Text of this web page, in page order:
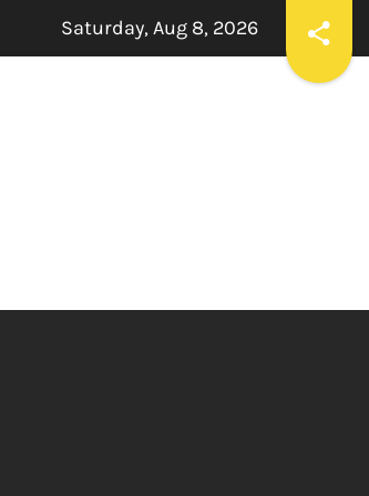
एंटी क्राइम समाज सुरक्षा सेल पंजाब ने मोहम्मद शहज़ाद को बनाया
Saturday, Aug 8, 2026